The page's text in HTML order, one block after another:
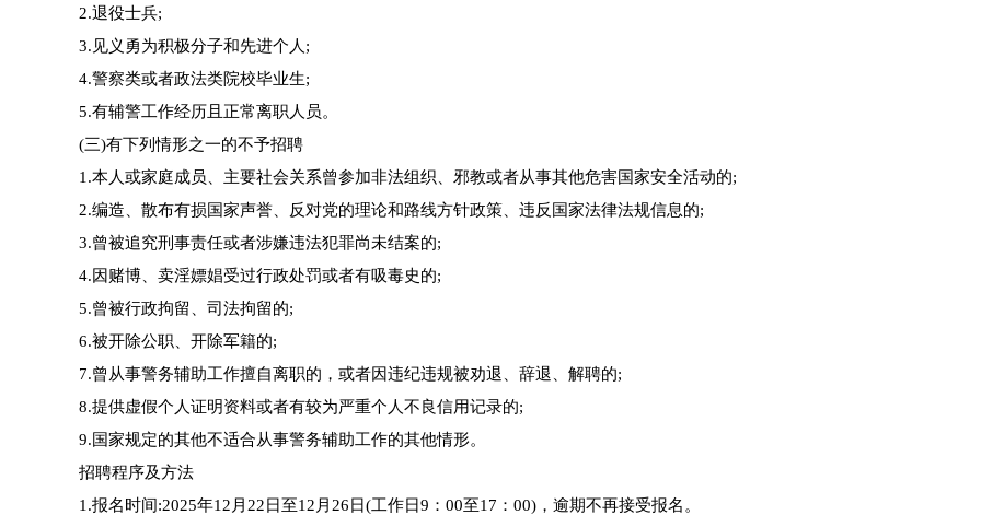
2.退役士兵;
3.见义勇为积极分子和先进个人;
4.警察类或者政法类院校毕业生;
5.有辅警工作经历且正常离职人员。
(三)有下列情形之一的不予招聘
1.本人或家庭成员、主要社会关系曾参加非法组织、邪教或者从事其他危害国家安全活动的;
2.编造、散布有损国家声誉、反对党的理论和路线方针政策、违反国家法律法规信息的;
3.曾被追究刑事责任或者涉嫌违法犯罪尚未结案的;
4.因赌博、卖淫嫖娼受过行政处罚或者有吸毒史的;
5.曾被行政拘留、司法拘留的;
6.被开除公职、开除军籍的;
7.曾从事警务辅助工作擅自离职的，或者因违纪违规被劝退、辞退、解聘的;
8.提供虚假个人证明资料或者有较为严重个人不良信用记录的;
9.国家规定的其他不适合从事警务辅助工作的其他情形。
招聘程序及方法
1.报名时间:2025年12月22日至12月26日(工作日9：00至17：00)，逾期不再接受报名。